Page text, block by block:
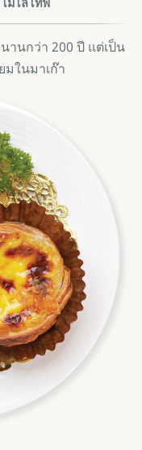
านกว่า 200 ปี แต่เป็น
ในมาเก๊า